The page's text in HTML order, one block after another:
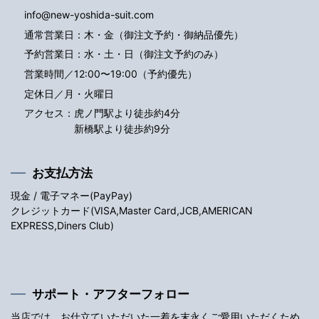
info@new-yoshida-suit.com
通常営業日：木・金（御注文予約・御納品優先）
予約営業日：水・土・日（御注文予約のみ）
営業時間／12:00〜19:00（予約優先）
定休日／月・火曜日
アクセス： 虎ノ門駅より徒歩約4分
新橋駅より徒歩約9分
お支払方法
現金 / 電子マネー(PayPay)
クレジットカード(VISA,Master Card,JCB,AMERICAN
EXPRESS,Diners Club)
サポート・アフターフォロー